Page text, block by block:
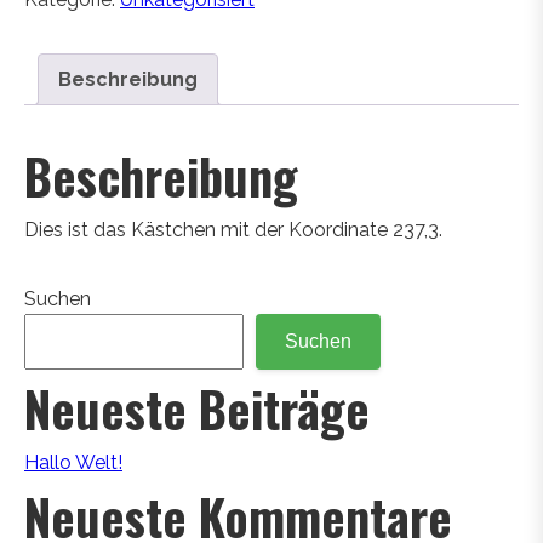
Beschreibung
Beschreibung
Dies ist das Kästchen mit der Koordinate 237,3.
Suchen
Suchen
Neueste Beiträge
Hallo Welt!
Neueste Kommentare